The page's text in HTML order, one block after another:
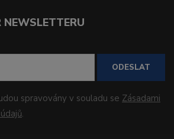
NEWSLETTERU
ODESLAT
spravovány v souladu se Zásadami
.